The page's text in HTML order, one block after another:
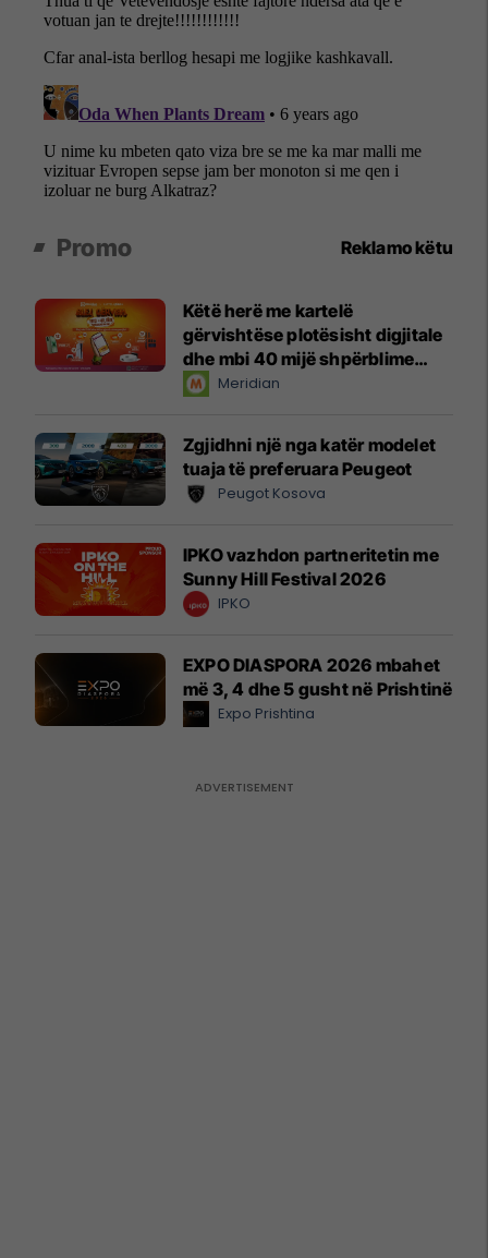
Promo Reklamo këtu
Këtë herë me kartelë
gërvishtëse plotësisht digjitale
dhe mbi 40 mijë shpërblime
instant!Meridian
Zgjidhni një nga katër modelet
tuaja të preferuara Peugeot
Peugot Kosova
IPKO vazhdon partneritetin me
Sunny Hill Festival 2026
IPKO
EXPO DIASPORA 2026 mbahet
më 3, 4 dhe 5 gusht në Prishtinë
Expo Prishtina